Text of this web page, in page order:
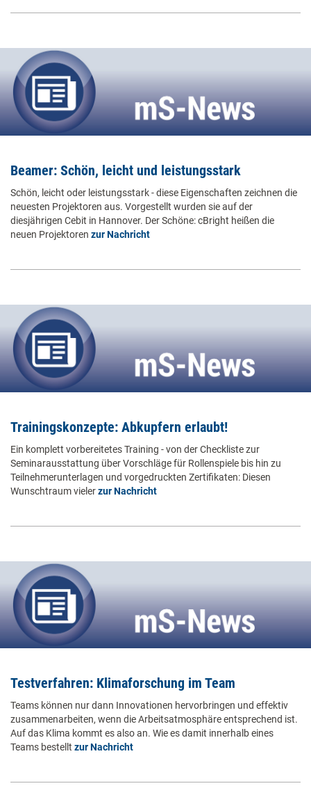
Beamer: Schön, leicht und leistungsstark
Schön, leicht oder leistungsstark - diese Eigenschaften zeichnen die
neuesten Projektoren aus. Vorgestellt wurden sie auf der
diesjährigen Cebit in Hannover. Der Schöne: cBright heißen die
neuen Projektoren zur Nachricht
Trainingskonzepte: Abkupfern erlaubt!
Ein komplett vorbereitetes Training - von der Checkliste zur
Seminarausstattung über Vorschläge für Rollenspiele bis hin zu
Teilnehmerunterlagen und vorgedruckten Zertifikaten: Diesen
Wunschtraum vielerzur Nachricht
Testverfahren: Klimaforschung im Team
Teams können nur dann Innovationen hervorbringen und effektiv
zusammenarbeiten, wenn die Arbeitsatmosphäre entsprechend ist.
Auf das Klima kommt es also an. Wie es damit innerhalb eines
Teams bestellt zur Nachricht